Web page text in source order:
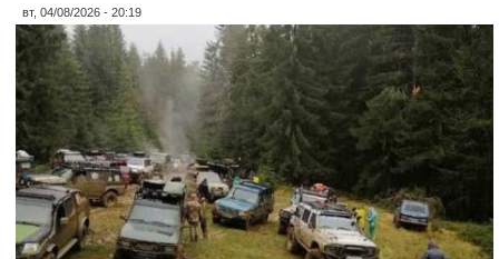
вт, 04/08/2026 - 20:19